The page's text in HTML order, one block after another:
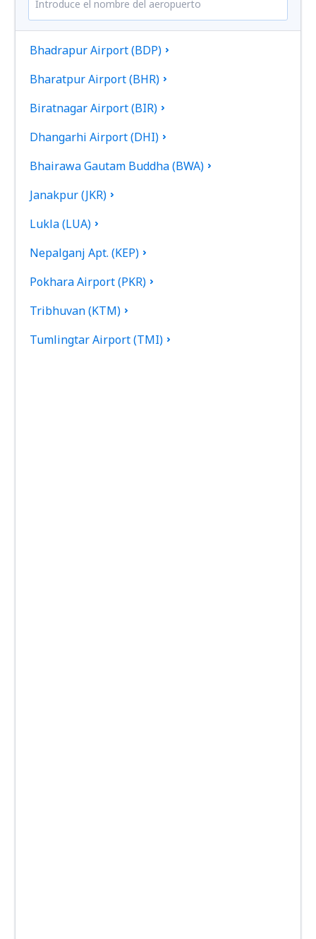
Bhadrapur Airport (BDP)
Bharatpur Airport (BHR)
Biratnagar Airport (BIR)
Dhangarhi Airport (DHI)
Bhairawa Gautam Buddha (BWA)
Janakpur (JKR)
Lukla (LUA)
Nepalganj Apt. (KEP)
Pokhara Airport (PKR)
Tribhuvan (KTM)
Tumlingtar Airport (TMI)